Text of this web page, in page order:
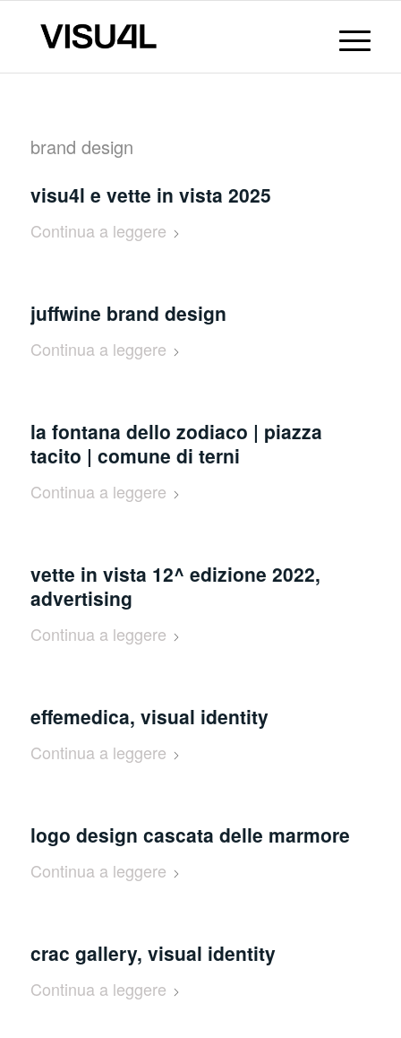
brand design
visu4l e vette in vista 2025
Continua a leggere
juffwine brand design
Continua a leggere
la fontana dello zodiaco | piazza
tacito | comune di terni
Continua a leggere
vette in vista 12^ edizione 2022,
advertising
Continua a leggere
effemedica, visual identity
Continua a leggere
logo design cascata delle marmore
Continua a leggere
crac gallery, visual identity
Continua a leggere